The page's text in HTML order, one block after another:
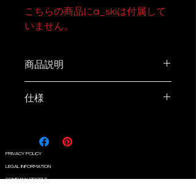
こちらの商品にa_skiは付属して
いません。
商品説明
ニダッチです。
も滑り落ちない設計。
a_skiが蓋になります。（a_skiは
仕様
× ５０mm
重さ：約900g
素材：castiron（耐熱シリコン塗
装）
PRIVACY POLICY
LEGAL INFORMATION
COMPANY PROFILE